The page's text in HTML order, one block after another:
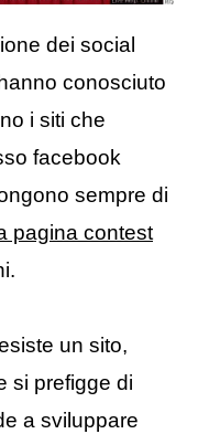
dei social
conosciuto
i siti che
facebook
sempre di
pagina contest
un sito,
si prefigge di
a sviluppare